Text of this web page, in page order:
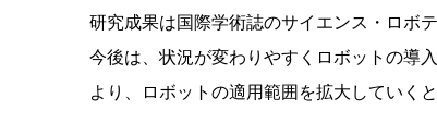
研究成果は国際学術誌のサイエンス・ロボ
今後は、状況が変わりやすくロボットの導
より、ロボットの適用範囲を拡大していくと